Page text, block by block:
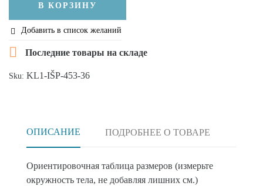
В КОРЗИНУ
 Добавить в список желаний
 Последние товары на складе
Sku: KL1-IŠP-453-36
ОПИСАНИЕ ПОДРОБНЕЕ О ТОВАРЕ
Ориентировочная таблица размеров (измерьте
окружность тела, не добавляя лишних см.)